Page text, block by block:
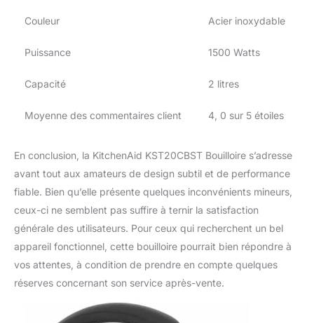
Couleur Acier inoxydable
Puissance 1500 Watts
Capacité 2 litres
Moyenne des commentaires client 4, 0 sur 5 étoiles
En conclusion, la KitchenAid KST20CBST Bouilloire s’adresse
avant tout aux amateurs de design subtil et de performance
fiable. Bien qu’elle présente quelques inconvénients mineurs,
ceux-ci ne semblent pas suffire à ternir la satisfaction
générale des utilisateurs. Pour ceux qui recherchent un bel
appareil fonctionnel, cette bouilloire pourrait bien répondre à
vos attentes, à condition de prendre en compte quelques
réserves concernant son service après-vente.